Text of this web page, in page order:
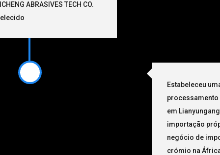
ABRASIVES TECH CO.
Estabeleceu
em
importação
negócio de
crómio na